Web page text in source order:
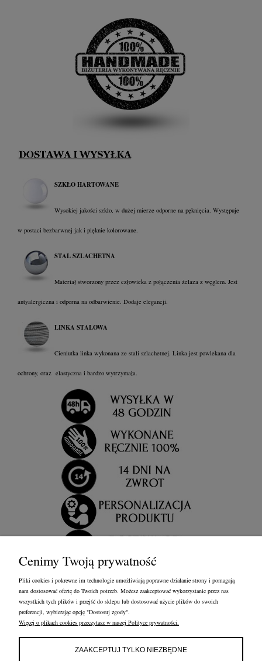
SZKŁO HARTOWANE
Wysokiej jakości szkło, w dużej mierze odporne na pęknięcia. Występuje
w postaci bezbarwnej jak i pięknie kolorowane.
STAL SZLACHETNA
Materiał stworzony przez człowieka z połączenia żelaza z węglem. Jest
antyalergiczna i odporna na odbarwienie. Dodaje elegancji.
LINKA STALOWA
Cieniutka linka wykonana ze stali szlachetnej. Linka jest powlekana dla
ochrony, oraz elastyczna i bardzo wytrzymała.
OBSŁUGA KLIENTA FRANCOW JEWELRY
Cenimy Twoją prywatność
Pliki cookies i pokrewne im technologie umożliwiają poprawne działanie strony i pomagają
nam dostosować ofertę do Twoich potrzeb. Możesz zaakceptować wykorzystanie przez nas
wszystkich tych plików i przejść do sklepu lub dostosować użycie plików do swoich
preferencji, wybierając opcję "Dostosuj zgody".
Więcej o plikach cookies przeczytasz w naszej Polityce prywatności.
ZAAKCEPTUJ TYLKO NIEZBĘDNE